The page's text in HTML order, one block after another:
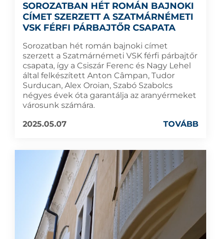
SOROZATBAN HÉT ROMÁN BAJNOKI
CÍMET SZERZETT A SZATMÁRNÉMETI
VSK FÉRFI PÁRBAJTŐR CSAPATA
Sorozatban hét román bajnoki címet
szerzett a Szatmárnémeti VSK férfi párbajtőr
csapata, így a Csiszár Ferenc és Nagy Lehel
által felkészített Anton Câmpan, Tudor
Surducan, Alex Oroian, Szabó Szabolcs
négyes évek óta garantálja az aranyérmeket
városunk számára.
2025.05.07
TOVÁBB